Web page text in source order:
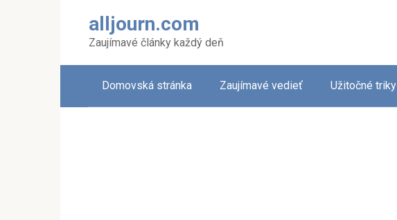
alljourn.com
Zaujímavé články každý deň
Domovská stránka Zaujímavé vedieť Užitočné triky